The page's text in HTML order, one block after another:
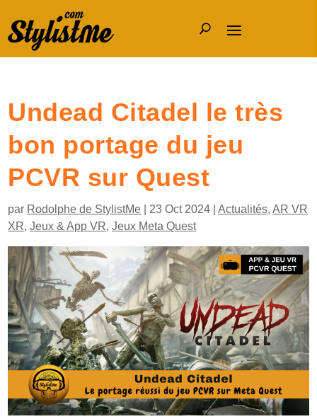
Undead Citadel le très
bon portage du jeu
PCVR sur Quest
par Rodolphe de StylistMe 23 Oct 2024 |Actualités,AR VR
XR,Jeux & App VR,Jeux Meta Quest